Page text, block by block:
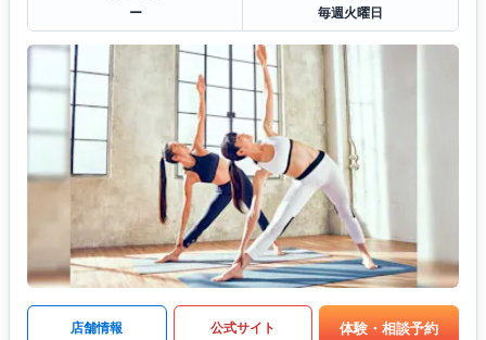
ー
毎週火曜日
店舗情報 公式サイト 体験・相談予約